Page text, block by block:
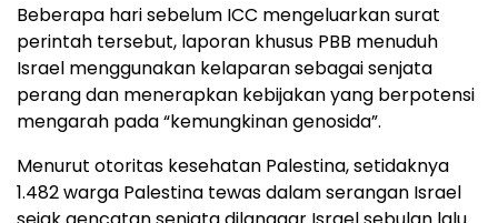
Beberapa hari sebelum ICC mengeluarkan surat
perintah tersebut, laporan khusus PBB menuduh
Israel menggunakan kelaparan sebagai senjata
perang dan menerapkan kebijakan yang berpotensi
mengarah pada “kemungkinan genosida”.
Menurut otoritas kesehatan Palestina, setidaknya
1.482 warga Palestina tewas dalam serangan Israel